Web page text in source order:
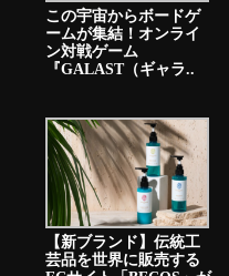
この宇宙からボードゲ
ームが集結！オンライ
ン対戦ゲーム
『GALAST（ギャラ..
【新ブランド】伝統工
芸品を世界に販売する